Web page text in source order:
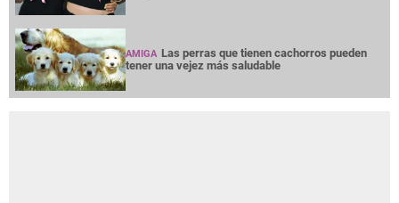
AMIGA Las perras que tienen cachorros pueden
tener una vejez más saludable